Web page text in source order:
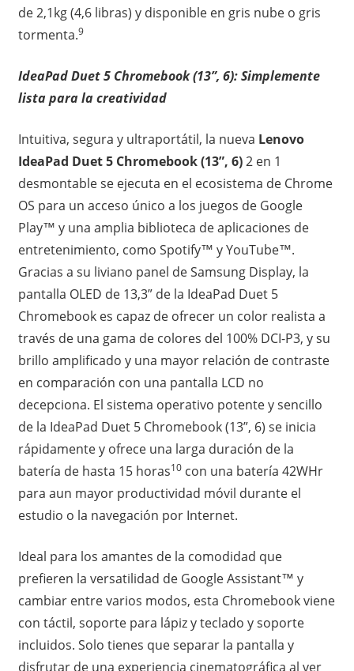
de 2,1kg (4,6 libras) y disponible en gris nube o gris
tormenta.9
IdeaPad Duet 5 Chromebook (13”, 6): Simplemente
lista para la creatividad
Intuitiva, segura y ultraportátil, la nueva Lenovo
IdeaPad Duet 5 Chromebook (13”, 6)2 en 1
desmontable se ejecuta en el ecosistema de Chrome
OS para un acceso único a los juegos de Google
Play™ y una amplia biblioteca de aplicaciones de
entretenimiento, como Spotify™ y YouTube™.
Gracias a su liviano panel de Samsung Display, la
pantalla OLED de 13,3” de la IdeaPad Duet 5
Chromebook es capaz de ofrecer un color realista a
través de una gama de colores del 100% DCI-P3, y su
brillo amplificado y una mayor relación de contraste
en comparación con una pantalla LCD no
decepciona. El sistema operativo potente y sencillo
de la IdeaPad Duet 5 Chromebook (13”, 6) se inicia
rápidamente y ofrece una larga duración de la
batería de hasta 15 horas10con una batería 42WHr
para aun mayor productividad móvil durante el
estudio o la navegación por Internet.
Ideal para los amantes de la comodidad que
prefieren la versatilidad de Google Assistant™ y
cambiar entre varios modos, esta Chromebook viene
con táctil, soporte para lápiz y teclado y soporte
incluidos. Solo tienes que separar la pantalla y
disfrutar de una experiencia cinematográfica al ver